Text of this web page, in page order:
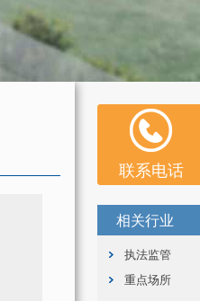
联系电话
相关行业
执法监管
重点场所